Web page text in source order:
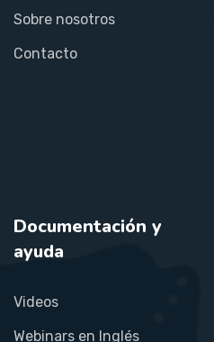
Sobre nosotros
Contacto
Documentación y
ayuda
Videos
Webinars en Inglés